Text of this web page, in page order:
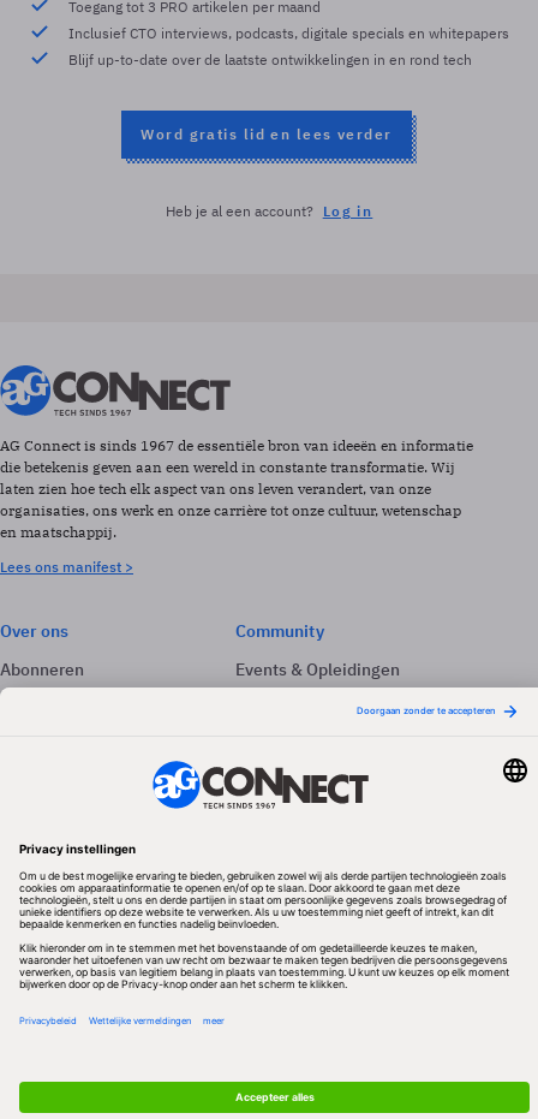
Toegang tot 3 PRO artikelen per maand
Inclusief CTO interviews, podcasts, digitale specials en whitepapers
Blijf up-to-date over de laatste ontwikkelingen in en rond tech
Word gratis lid en lees verder
Heb je al een account? Log in
AG Connect is sinds 1967 de essentiële bron van ideeën en informatie
die betekenis geven aan een wereld in constante transformatie. Wij
laten zien hoe tech elk aspect van ons leven verandert, van onze
organisaties, ons werk en onze carrière tot onze cultuur, wetenschap
en maatschappij.
Lees ons manifest >
Over ons
Abonneren
Adverteren
Community
Events & Opleidingen
Volg ons
Redactionele partner
Algemene Voorwaarden & Copyrights